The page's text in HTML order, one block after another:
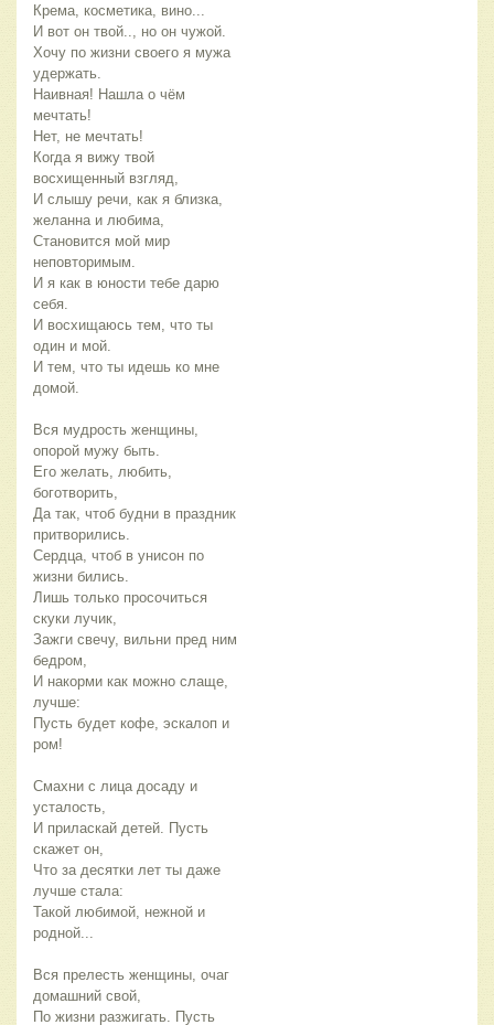
Крема, косметика, вино...
И вот он твой.., но он чужой.
Хочу по жизни своего я мужа
удержать.
Наивная! Нашла о чём
мечтать!
Нет, не мечтать!
Когда я вижу твой
восхищенный взгляд,
И слышу речи, как я близка,
желанна и любима,
Становится мой мир
неповторимым.
И я как в юности тебе дарю
себя.
И восхищаюсь тем, что ты
один и мой.
И тем, что ты идешь ко мне
домой.
Вся мудрость женщины,
опорой мужу быть.
Его желать, любить,
боготворить,
Да так, чтоб будни в праздник
притворились.
Сердца, чтоб в унисон по
жизни бились.
Лишь только просочиться
скуки лучик,
Зажги свечу, вильни пред ним
бедром,
И накорми как можно слаще,
лучше:
Пусть будет кофе, эскалоп и
ром!
Смахни с лица досаду и
усталость,
И приласкай детей. Пусть
скажет он,
Что за десятки лет ты даже
лучше стала:
Такой любимой, нежной и
родной...
Вся прелесть женщины, очаг
домашний свой,
По жизни разжигать. Пусть